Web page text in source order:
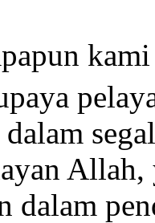
dalam